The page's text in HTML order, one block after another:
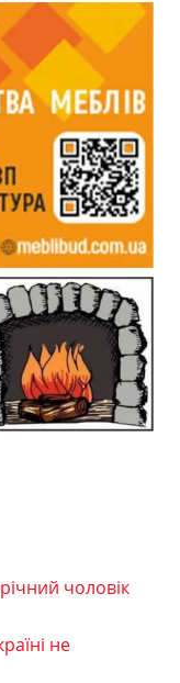
чоловік
не